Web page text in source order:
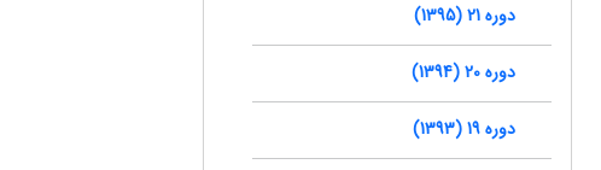
دوره 21 (1395)
دوره 20 (1394)
دوره 19 (1393)